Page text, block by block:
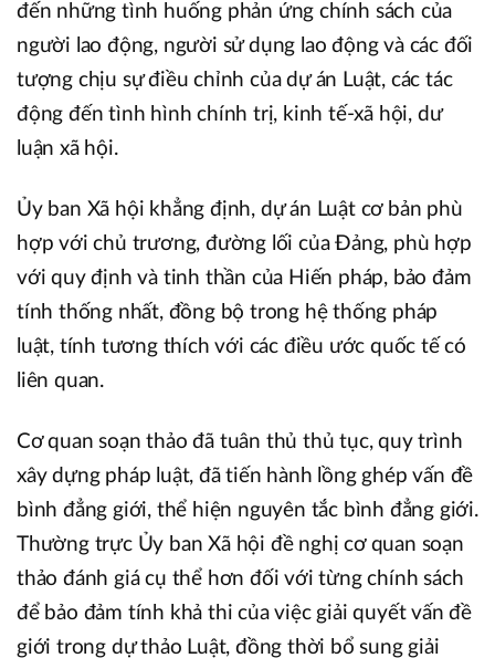
đến những tình huống phản ứng chính sách của
người lao động, người sử dụng lao động và các đối
tượng chịu sự điều chỉnh của dự án Luật, các tác
động đến tình hình chính trị, kinh tế-xã hội, dư
luận xã hội.
Ủy ban Xã hội khẳng định, dự án Luật cơ bản phù
hợp với chủ trương, đường lối của Đảng, phù hợp
với quy định và tinh thần của Hiến pháp, bảo đảm
tính thống nhất, đồng bộ trong hệ thống pháp
luật, tính tương thích với các điều ước quốc tế có
liên quan.
Cơ quan soạn thảo đã tuân thủ thủ tục, quy trình
xây dựng pháp luật, đã tiến hành lồng ghép vấn đề
bình đẳng giới, thể hiện nguyên tắc bình đẳng giới.
Thường trực Ủy ban Xã hội đề nghị cơ quan soạn
thảo đánh giá cụ thể hơn đối với từng chính sách
để bảo đảm tính khả thi của việc giải quyết vấn đề
giới trong dự thảo Luật, đồng thời bổ sung giải